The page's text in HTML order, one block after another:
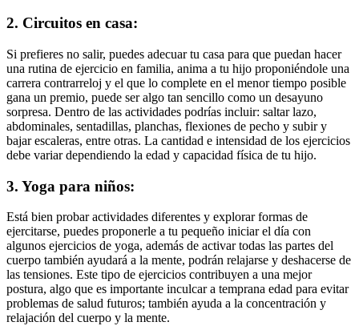
2. Circuitos en casa:
Si prefieres no salir, puedes adecuar tu casa para que puedan hacer
una rutina de ejercicio en familia, anima a tu hijo proponiéndole una
carrera contrarreloj y el que lo complete en el menor tiempo posible
gana un premio, puede ser algo tan sencillo como un desayuno
sorpresa. Dentro de las actividades podrías incluir: saltar lazo,
abdominales, sentadillas, planchas, flexiones de pecho y subir y
bajar escaleras, entre otras. La cantidad e intensidad de los ejercicios
debe variar dependiendo la edad y capacidad física de tu hijo.
3. Yoga para niños:
Está bien probar actividades diferentes y explorar formas de
ejercitarse, puedes proponerle a tu pequeño iniciar el día con
algunos ejercicios de yoga, además de activar todas las partes del
cuerpo también ayudará a la mente, podrán relajarse y deshacerse de
las tensiones. Este tipo de ejercicios contribuyen a una mejor
postura, algo que es importante inculcar a temprana edad para evitar
problemas de salud futuros; también ayuda a la concentración y
relajación del cuerpo y la mente.